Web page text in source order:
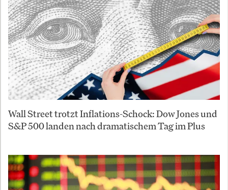
Wall Street trotzt Inflations-Schock: Dow Jones und
S&P 500 landen nach dramatischem Tag im Plus